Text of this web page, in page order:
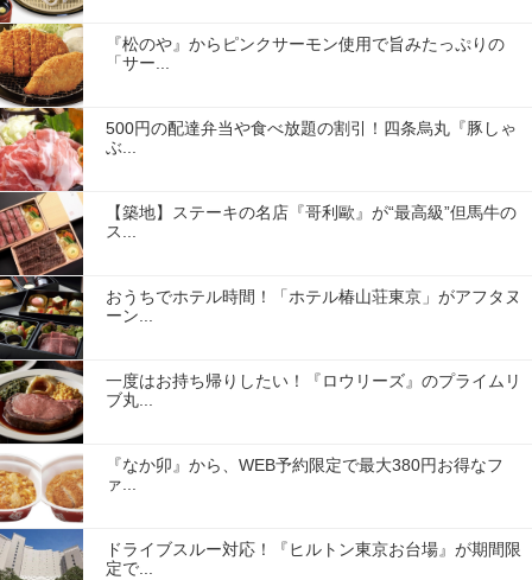
『松のや』からピンクサーモン使用で旨みたっぷりの
「サー...
500円の配達弁当や食べ放題の割引！四条烏丸『豚しゃ
ぶ...
【築地】ステーキの名店『哥利歐』が“最高級”但馬牛の
ス...
おうちでホテル時間！「ホテル椿山荘東京」がアフタヌ
ーン...
一度はお持ち帰りしたい！『ロウリーズ』のプライムリ
ブ丸...
『なか卯』から、WEB予約限定で最大380円お得なフ
ァ...
ドライブスルー対応！『ヒルトン東京お台場』が期間限
定で...